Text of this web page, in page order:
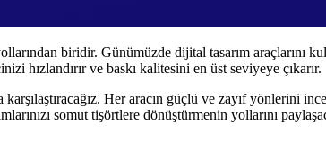
biridir. Günümüzde dijital tasarım
hızlandırır ve baskı kalitesini en üst seviyeye çıkarır.
karşılaştıracağız. Her aracın güçlü ve zayıf yönlerini
somut tişörtlere dönüştürmenin yollarını